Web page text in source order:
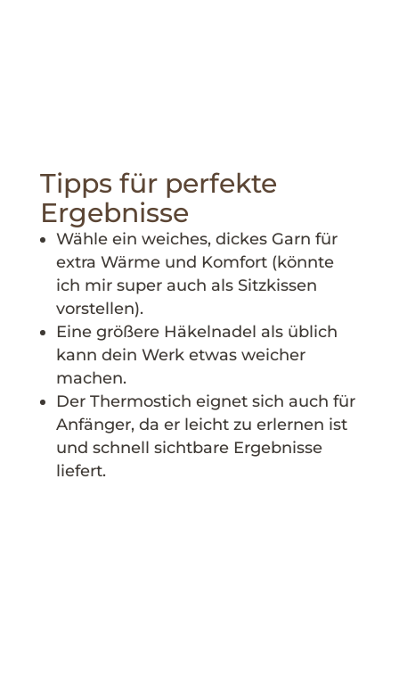
Tipps für perfekte
Ergebnisse
Wähle ein weiches, dickes Garn für
extra Wärme und Komfort (könnte
ich mir super auch als Sitzkissen
vorstellen).
Eine größere Häkelnadel als üblich
kann dein Werk etwas weicher
machen.
Der Thermostich eignet sich auch für
Anfänger, da er leicht zu erlernen ist
und schnell sichtbare Ergebnisse
liefert.